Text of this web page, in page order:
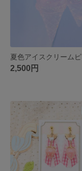
2,500円